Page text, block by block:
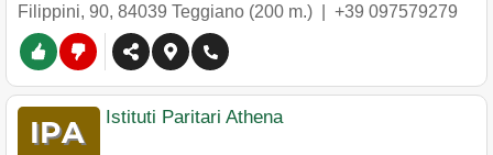
Filippini, 90, 84039 Teggiano (200 m.) | +39 097579279
Istituti Paritari Athena